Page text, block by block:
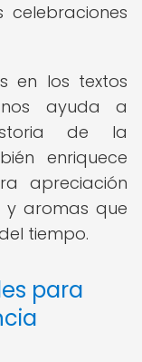
en los textos
ayuda a
de la
enriquece
apreciación
aromas que
tiempo.
para